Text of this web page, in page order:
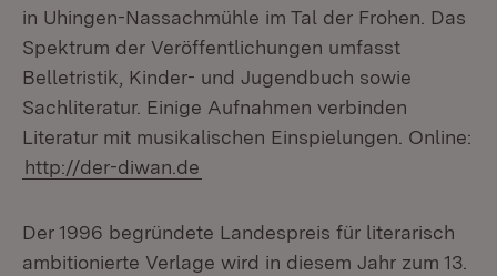
in Uhingen-Nassachmühle im Tal der Frohen. Das
Spektrum der Veröffentlichungen umfasst
Belletristik, Kinder- und Jugendbuch sowie
Sachliteratur. Einige Aufnahmen verbinden
Literatur mit musikalischen Einspielungen. Online:
http://der-diwan.de
Der 1996 begründete Landespreis für literarisch
ambitionierte Verlage wird in diesem Jahr zum 13.